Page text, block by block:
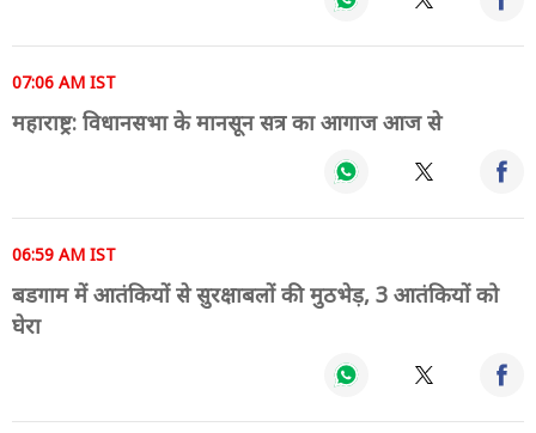
07:06 AM IST
महाराष्ट्र: विधानसभा के मानसून सत्र का आगाज आज से
06:59 AM IST
बडगाम में आतंकियों से सुरक्षाबलों की मुठभेड़, 3 आतंकियों को
घेरा